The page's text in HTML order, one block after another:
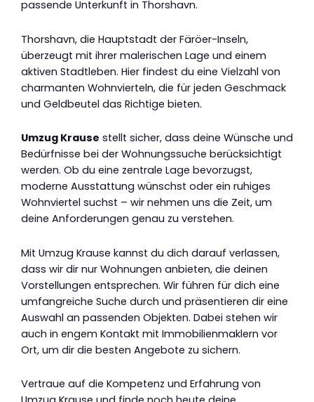
passende Unterkunft in Thorshavn.
Thorshavn, die Hauptstadt der Färöer-Inseln,
überzeugt mit ihrer malerischen Lage und einem
aktiven Stadtleben. Hier findest du eine Vielzahl von
charmanten Wohnvierteln, die für jeden Geschmack
und Geldbeutel das Richtige bieten.
Umzug Krause stellt sicher, dass deine Wünsche und
Bedürfnisse bei der Wohnungssuche berücksichtigt
werden. Ob du eine zentrale Lage bevorzugst,
moderne Ausstattung wünschst oder ein ruhiges
Wohnviertel suchst – wir nehmen uns die Zeit, um
deine Anforderungen genau zu verstehen.
Mit Umzug Krause kannst du dich darauf verlassen,
dass wir dir nur Wohnungen anbieten, die deinen
Vorstellungen entsprechen. Wir führen für dich eine
umfangreiche Suche durch und präsentieren dir eine
Auswahl an passenden Objekten. Dabei stehen wir
auch in engem Kontakt mit Immobilienmaklern vor
Ort, um dir die besten Angebote zu sichern.
Vertraue auf die Kompetenz und Erfahrung von